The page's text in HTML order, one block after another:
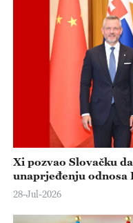
Xi pozvao Slovačku
unaprjeđenju odnosa
28-Jul-2026